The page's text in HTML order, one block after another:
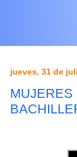
jueves, 31 de